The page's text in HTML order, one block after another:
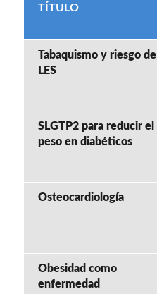
TÍTULO
Tabaquismo y riesgo de
LES
SLGTP2 para reducir el
peso en diabéticos
Osteocardiología
Obesidad como
enfermedad